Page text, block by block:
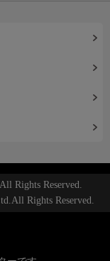
Rights Reserved.
Rights Reserved.